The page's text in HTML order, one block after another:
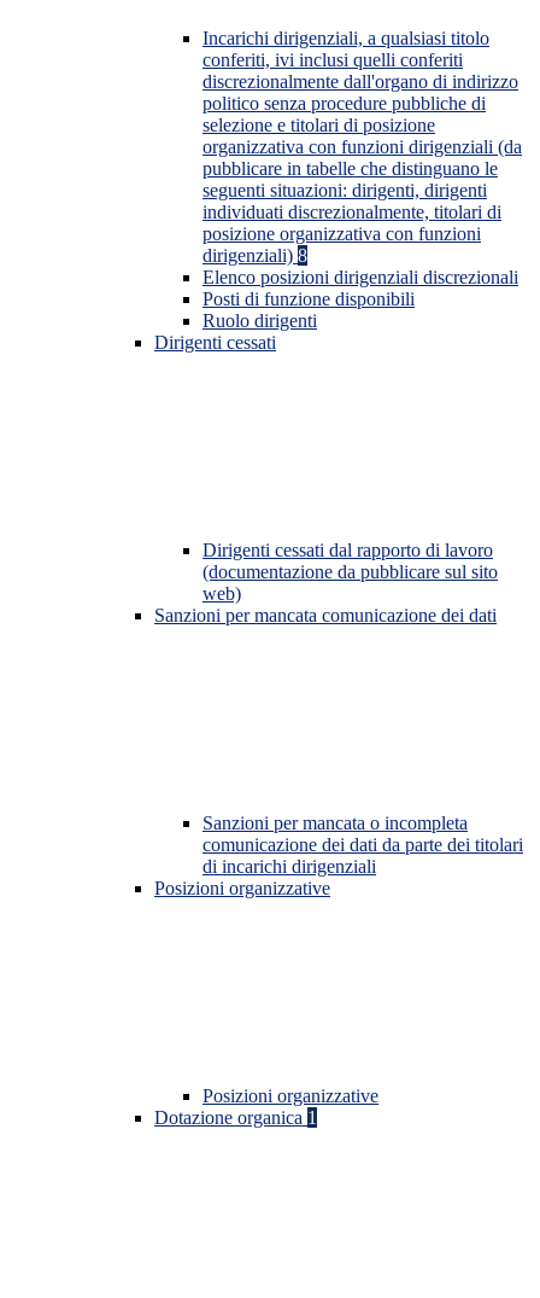
Incarichi dirigenziali, a qualsiasi titolo
conferiti, ivi inclusi quelli conferiti
discrezionalmente dall'organo di indirizzo
politico senza procedure pubbliche di
selezione e titolari di posizione
organizzativa con funzioni dirigenziali (da
pubblicare in tabelle che distinguano le
seguenti situazioni: dirigenti, dirigenti
individuati discrezionalmente, titolari di
posizione organizzativa con funzioni
dirigenziali) 8
Elenco posizioni dirigenziali discrezionali
Posti di funzione disponibili
Ruolo dirigenti
Dirigenti cessati
Dirigenti cessati dal rapporto di lavoro
(documentazione da pubblicare sul sito
web)
Sanzioni per mancata comunicazione dei dati
Sanzioni per mancata o incompleta
comunicazione dei dati da parte dei titolari
di incarichi dirigenziali
Posizioni organizzative
Posizioni organizzative
Dotazione organica 1